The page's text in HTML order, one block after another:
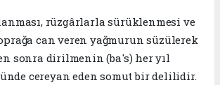
rüzgârlarla sürüklenmesi ve
can veren yağmurun süzülerek
sonra dirilmenin (ba's) her yıl
cereyan eden somut bir delilidir.